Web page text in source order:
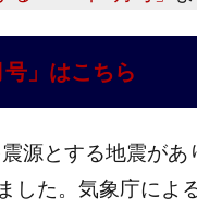
号」はこちら
源とする地震があ
した。気象庁によ